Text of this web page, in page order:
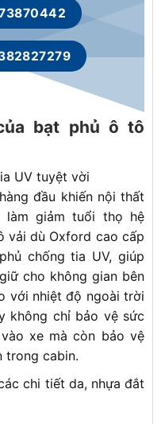
bạt phủ ô tô
UV tuyệt vời
đầu khiến nội thất
giảm tuổi thọ hệ
vải dù Oxford cao cấp
chống tia UV, giúp
cho không gian bên
với nhiệt độ ngoài trời
không chỉ bảo vệ sức
xe mà còn bảo vệ
trong cabin.